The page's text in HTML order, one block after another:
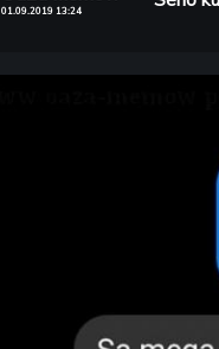
01.09.2019 13:24